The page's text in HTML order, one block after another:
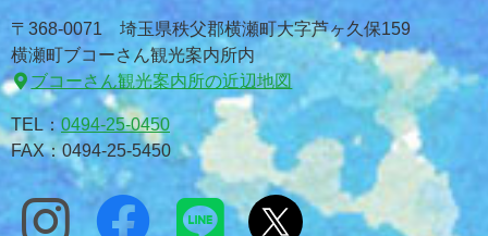
〒368-0071 埼玉県秩父郡横瀬町大字芦ヶ久保159
横瀬町ブコーさん観光案内所内
ブコーさん観光案内所の近辺地図
TEL：0494-25-0450
FAX：0494-25-5450